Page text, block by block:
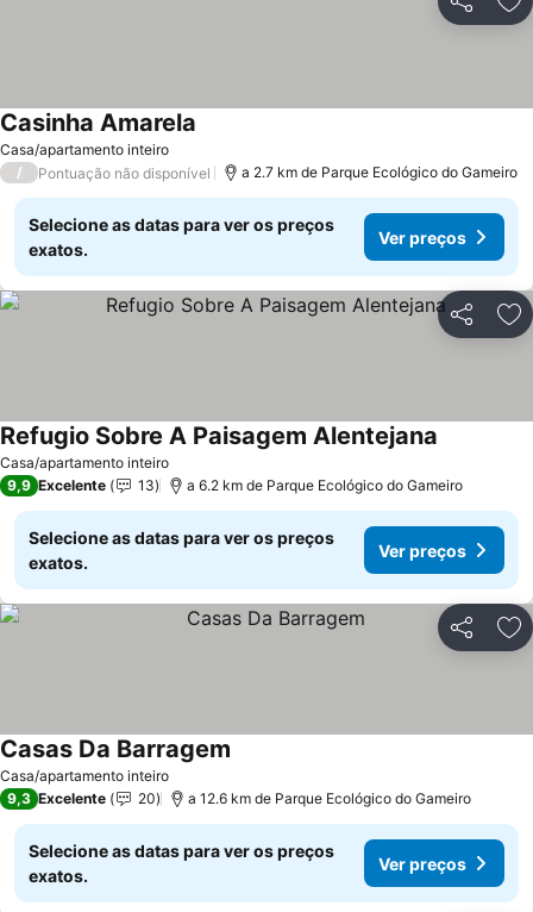
Partilhar
Casa/apartamento inteiro
Casinha Amarela
/ Pontuação não disponível a 2.7 km de Parque Ecológico do Gameiro
Selecione as datas para ver os preços
exatos.
Ver preços
Partilhar
Casa/apartamento inteiro
Refugio Sobre A Paisagem Alentejana
9,9 Excelente 13 a 6.2 km de Parque Ecológico do Gameiro
Selecione as datas para ver os preços
exatos.
Ver preços
Partilhar
Casa/apartamento inteiro
Casas Da Barragem
9,3 Excelente 20 a 12.6 km de Parque Ecológico do Gameiro
Selecione as datas para ver os preços
exatos.
Ver preços